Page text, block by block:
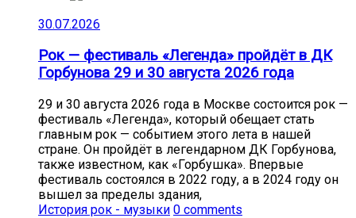
30.07.2026
Рок — фестиваль «Легенда» пройдёт в ДК
Горбунова 29 и 30 августа 2026 года
29 и 30 августа 2026 года в Москве состоится рок —
фестиваль «Легенда», который обещает стать
главным рок — событием этого лета в нашей
стране. Он пройдёт в легендарном ДК Горбунова,
также известном, как «Горбушка». Впервые
фестиваль состоялся в 2022 году, а в 2024 году он
вышел за пределы здания,
История рок - музыки 0 comments